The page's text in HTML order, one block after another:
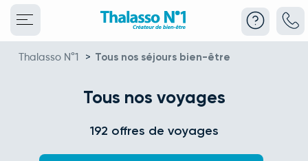
Thalasso N°1 > Tous nos séjours bien-être
Tous nos voyages
192 offres de voyages